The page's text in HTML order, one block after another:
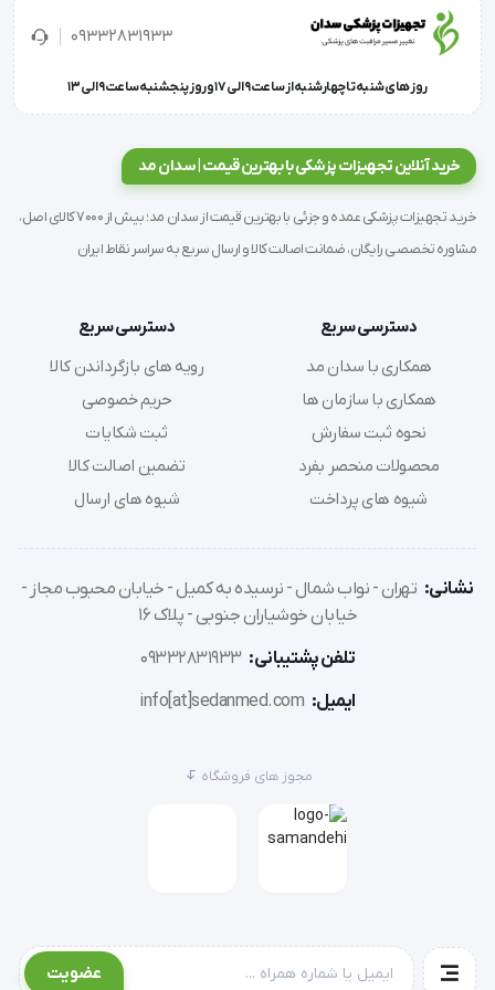
خاطر کیفیت برتر است.
قلب از طریق بازو و به صورت تمام اتوماتیک را دارد و مقدار
فشار اندازه گیری شده و اطلاعات به دست آمده بوسیله
نمایشگر LCD بزرگ به صورت واضح و خوانا نمایش داده
می شود.
مناسب است.
در این دستگاه فشار سنج محدوده اندازه گیری فشارخون 0
تا 300 میلی متر جیوه و محدوده اندازه گیری ضربان قلب
فشارسنج بازویی BM44 قابلیت تشخیص آریتمی،
دیاستولیک، ضربان قلب، علامت آریتمی قلب ، نشان گر
تعویض باتری و حافظه را دارد.
ویژگی ها و مشخصات فنی
برنده جایزه طراحی RED DOT
امکان تهیه کاف بزرگتر 30 تا 42 سانتی متر بصورت جدا
09332831933
روز های شنبه تا چهارشنبه از ساعت 9 الی 17 و روز پنجشنبه ساعت 9 الی 13
خرید آنلاین تجهیزات پزشکی با بهترین قیمت | سدان مد
خرید تجهیزات پزشکی عمده و جزئی با بهترین قیمت از سدان مد؛ بیش از 7000 کالای اصل،
مشاوره تخصصی رایگان، ضمانت اصالت کالا و ارسال سریع به سراسر نقاط ایران
دسترسی سریع
همکاری با سدان مد
همکاری با سازمان ها
نحوه ثبت سفارش
محصولات منحصر بفرد
شیوه های پرداخت
دسترسی سریع
رویه های بازگرداندن کالا
حریم خصوصی
ثبت شکایات
تضمین اصالت کالا
شیوه های ارسال
نشانی: تهران - نواب شمال - نرسیده به کمیل - خیابان محبوب مجاز -
خیابان خوشیاران جنوبی - پلاک 16
تلفن پشتیبانی: 09332831933
ایمیل: info[at]sedanmed.com
مجوز های فروشگاه
عضویت